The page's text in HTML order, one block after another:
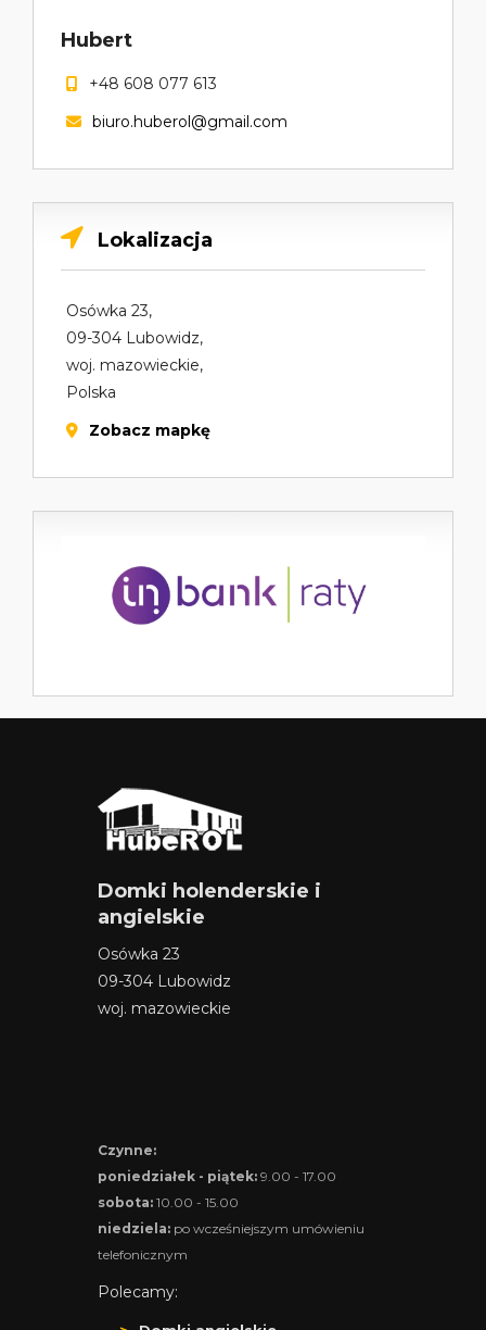
Hubert
+48 608 077 613
biuro.huberol@gmail.com
Lokalizacja
Osówka 23,
09-304 Lubowidz,
woj. mazowieckie,
Polska
Zobacz mapkę
Domki holenderskie i
angielskie
Osówka 23
09-304 Lubowidz
woj. mazowieckie
Czynne:
poniedziałek - piątek: 9.00 - 17.00
sobota: 10.00 - 15.00
niedziela: po wcześniejszym umówieniu
telefonicznym
Polecamy: